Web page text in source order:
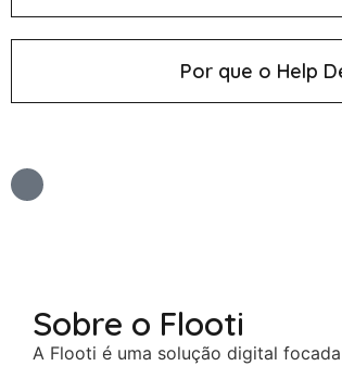
Por que o Help
Sobre o Flooti
A Flooti é uma solução digital